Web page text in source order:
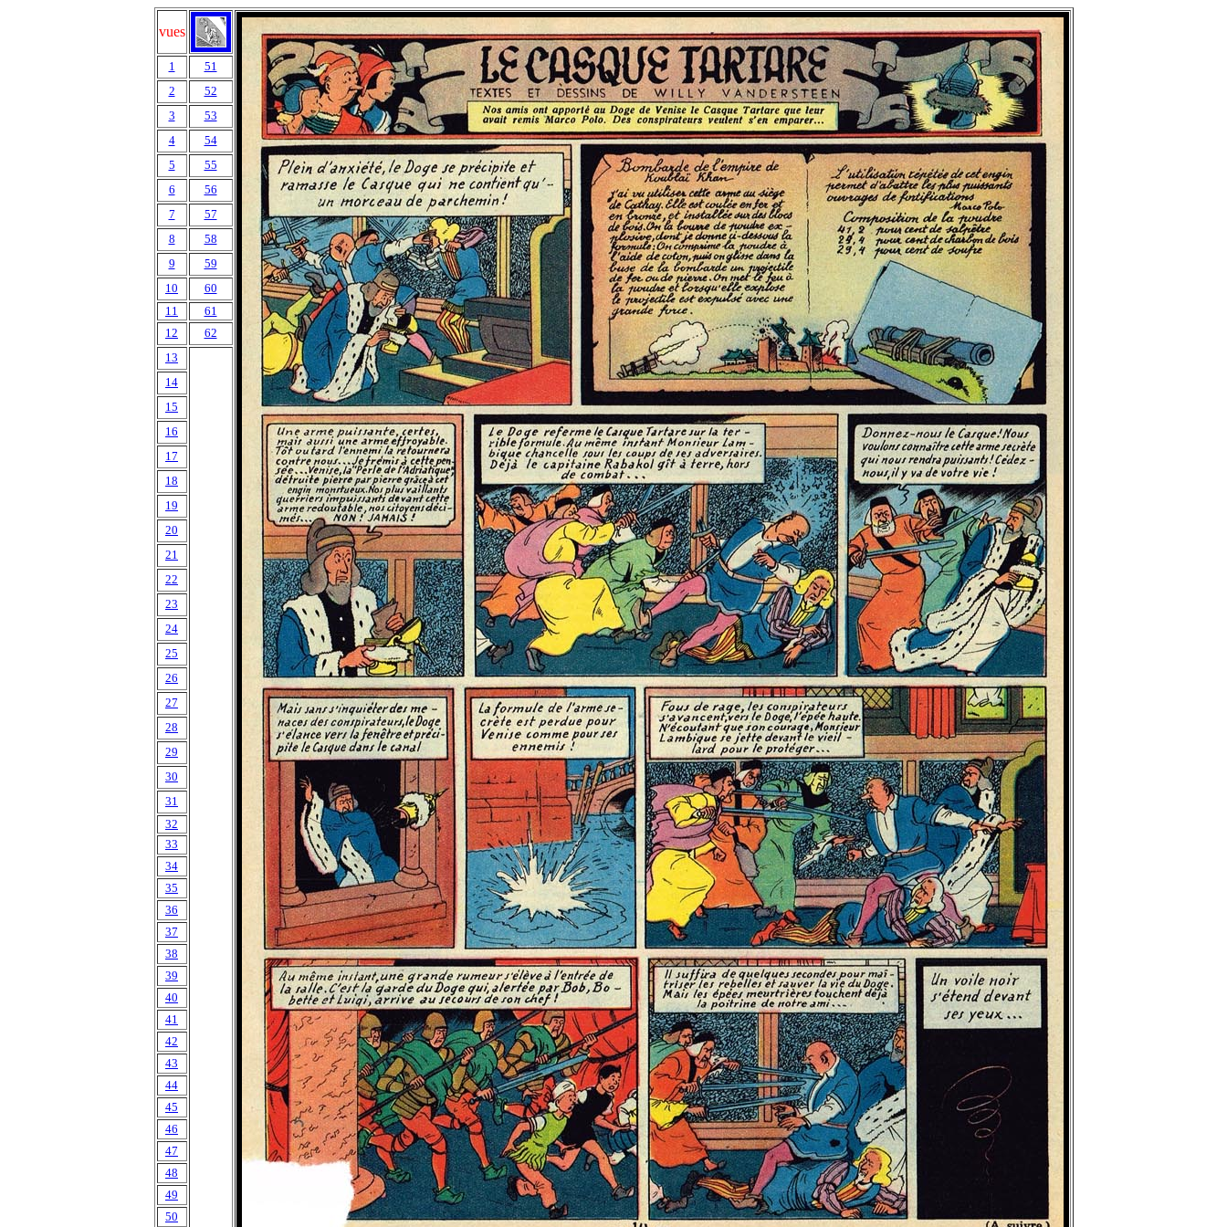
vues
1
51
2
52
3
53
4
54
5
55
6
56
7
57
8
58
9
59
10
60
11
61
12
62
13
14
15
16
17
18
19
20
21
22
23
24
25
26
27
28
29
30
31
32
33
34
35
36
37
38
39
40
41
42
43
44
45
46
47
48
49
50